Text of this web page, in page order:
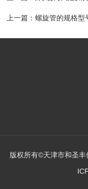
上一篇：螺旋管的规格型
版权所有©天津市和